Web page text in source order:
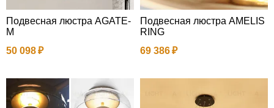
Подвесная люстра AGATE-
M
50 098
Подвесная люстра AMELIS
RING
69 386